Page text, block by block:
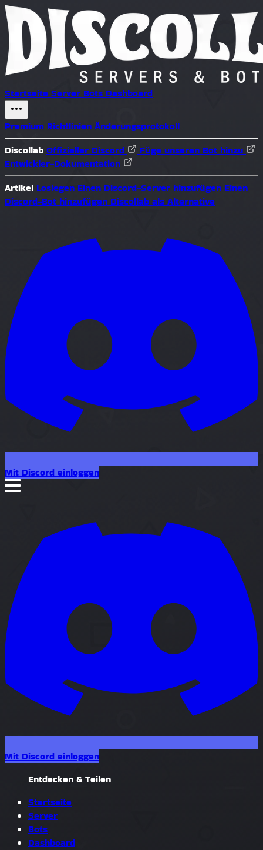
Startseite Server Bots Dashboard
Premium Richtlinien Änderungsprotokoll
Discollab Offizieller Discord
Füge unseren Bot hinzu
Entwickler-Dokumentation
Artikel Loslegen Einen Discord-Server hinzufügen Einen
Discord-Bot hinzufügen Discollab als Alternative
Mit Discord einloggen
Mit Discord einloggen
Entdecken & Teilen
Startseite
Server
Bots
Dashboard